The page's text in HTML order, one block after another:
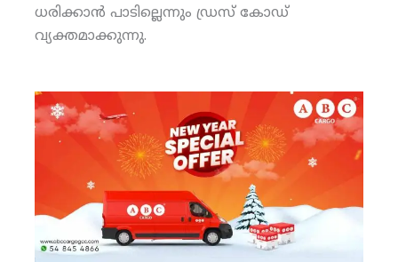
ധരിക്കാന്‍ പാടില്ലെന്നും ഡ്രസ് കോഡ്
വ്യക്തമാക്കുന്നു.